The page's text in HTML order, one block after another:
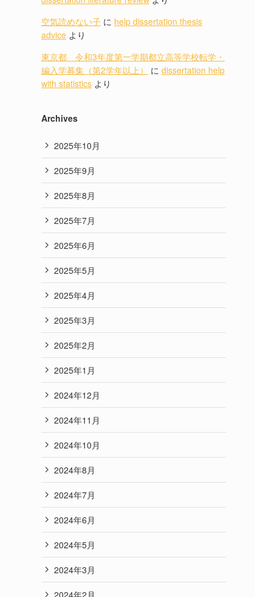
空気読めない子 に help dissertation thesis
advice より
東京都 令和3年度第一学期都立高等学校転学・
編入学募集（第2学年以上）
に dissertation help
with statistics より
Archives
2025年10月
2025年9月
2025年8月
2025年7月
2025年6月
2025年5月
2025年4月
2025年3月
2025年2月
2025年1月
2024年12月
2024年11月
2024年10月
2024年8月
2024年7月
2024年6月
2024年5月
2024年3月
2024年2月